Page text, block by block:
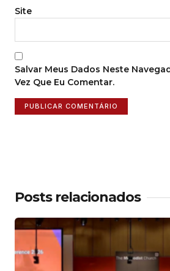
Site
Salvar Meus Dados Neste
Vez Que Eu Comentar.
Posts relacionados